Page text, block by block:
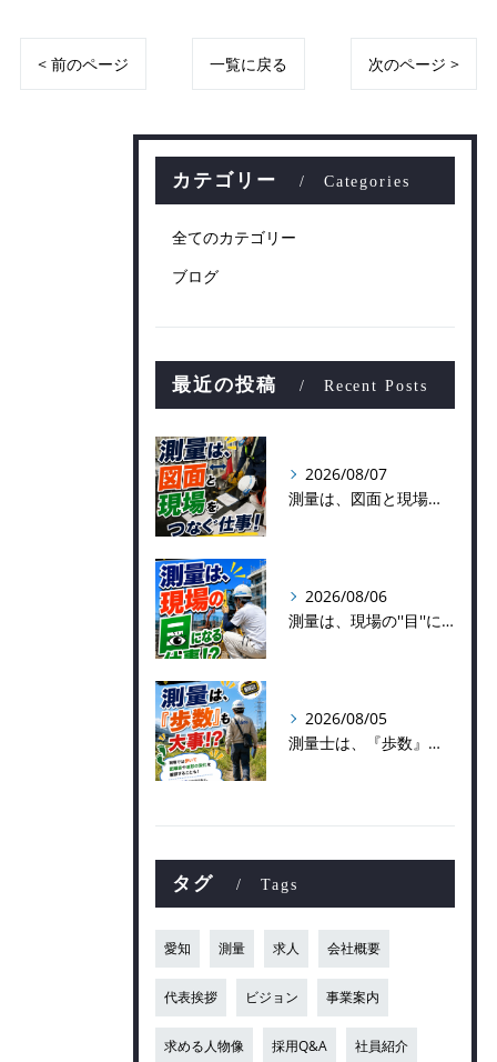
< 前のページ 一覧に戻る 次のページ >
カテゴリー Categories
全てのカテゴリー
ブログ
最近の投稿 Recent Posts
2026/08/07
測量は、図面と現場をつなぐ仕事！
2026/08/06
測量は、現場の''目''になる仕事！？
2026/08/05
測量士は、『歩数』も大事！？
タグ Tags
愛知 測量 求人 会社概要
代表挨拶 ビジョン 事業案内
求める人物像 採用Q&A 社員紹介